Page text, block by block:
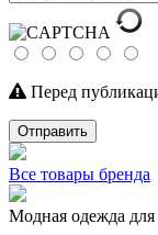
Перед
Отправить
Все товары бренда
Модная одежда